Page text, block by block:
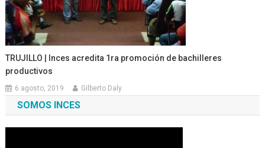
TRUJILLO | Inces acredita 1ra promoción de bachilleres
productivos
6 agosto, 2019 Gilberto Daly
SOMOS INCES